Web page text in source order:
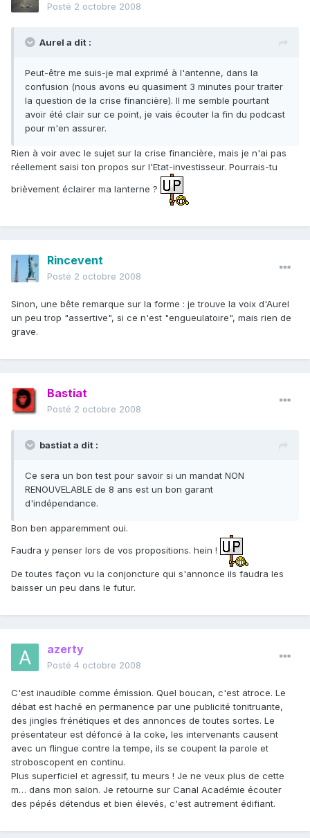
Posté 2 octobre 2008
Aurel a dit :
Peut-être me suis-je mal exprimé à l'antenne, dans la
confusion (nous avons eu quasiment 3 minutes pour traiter
la question de la crise financière). Il me semble pourtant
avoir été clair sur ce point, je vais écouter la fin du podcast
pour m'en assurer.
Rien à voir avec le sujet sur la crise financière, mais je n'ai pas
réellement saisi ton propos sur l'Etat-investisseur. Pourrais-tu
brièvement éclairer ma lanterne ?
Rincevent
Posté 2 octobre 2008
Sinon, une bête remarque sur la forme : je trouve la voix d'Aurel
un peu trop "assertive", si ce n'est "engueulatoire", mais rien de
grave.
Bastiat
Posté 2 octobre 2008
bastiat a dit :
Ce sera un bon test pour savoir si un mandat NON
RENOUVELABLE de 8 ans est un bon garant
d'indépendance.
Bon ben apparemment oui.
Faudra y penser lors de vos propositions. hein !
De toutes façon vu la conjoncture qui s'annonce ils faudra les
baisser un peu dans le futur.
azerty
Posté 4 octobre 2008
C'est inaudible comme émission. Quel boucan, c'est atroce. Le
débat est haché en permanence par une publicité tonitruante,
des jingles frénétiques et des annonces de toutes sortes. Le
présentateur est défoncé à la coke, les intervenants causent
avec un flingue contre la tempe, ils se coupent la parole et
stroboscopent en continu.
Plus superficiel et agressif, tu meurs ! Je ne veux plus de cette
m… dans mon salon. Je retourne sur Canal Académie écouter
des pépés détendus et bien élevés, c'est autrement édifiant.